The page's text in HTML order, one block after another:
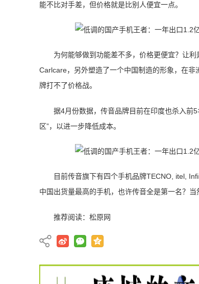
能不比对手差，但价格就是比别人便宜一点。
为何能够做到功能差不多，价格更便宜？让
Carlcare，另外塑造了一个中国制造的形象，在
牌打不了价格战。
据4月份数据，传音品牌目前在印度也杀入前
区”，以进一步降低成本。
目前传音旗下有四个手机品牌TECNO, itel,
中国出货量最高的手机，也许传音全是第一名？
推荐阅读： 松原网